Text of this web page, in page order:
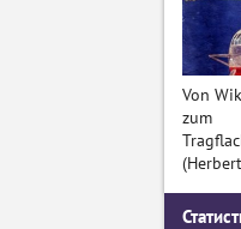
Von
zum